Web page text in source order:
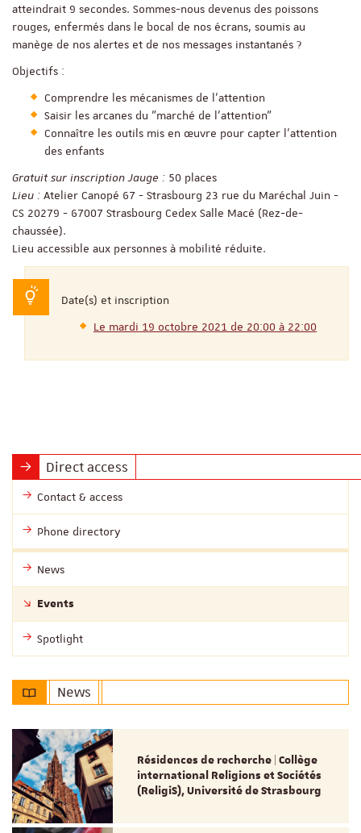
atteindrait 9 secondes. Sommes-nous devenus des poissons
rouges, enfermés dans le bocal de nos écrans, soumis au
manège de nos alertes et de nos messages instantanés ?
Objectifs :
Comprendre les mécanismes de l'attention
Saisir les arcanes du "marché de l'attention"
Connaître les outils mis en œuvre pour capter l'attention
des enfants
Gratuit sur inscriptionJauge : 50 places
Lieu : Atelier Canopé 67 - Strasbourg 23 rue du Maréchal Juin -
CS 20279 - 67007 Strasbourg Cedex Salle Macé (Rez-de-
chaussée).
Lieu accessible aux personnes à mobilité réduite.
Date(s) et inscription
Le mardi 19 octobre 2021 de 20:00 à 22:00
Direct access
Contact & access
Phone directory
News
Events
Spotlight
News
Résidences de recherche | Collège
international Religions et Sociétés
(ReligiS), Université de Strasbourg